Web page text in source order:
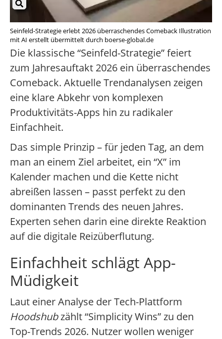
Seinfeld-Strategie erlebt 2026 überraschendes Comeback Illustration
mit AI erstellt übermittelt durch boerse-global.de
Die klassische “Seinfeld-Strategie” feiert
zum Jahresauftakt 2026 ein überraschendes
Comeback. Aktuelle Trendanalysen zeigen
eine klare Abkehr von komplexen
Produktivitäts-Apps hin zu radikaler
Einfachheit.
Das simple Prinzip – für jeden Tag, an dem
man an einem Ziel arbeitet, ein “X” im
Kalender machen und die Kette nicht
abreißen lassen – passt perfekt zu den
dominanten Trends des neuen Jahres.
Experten sehen darin eine direkte Reaktion
auf die digitale Reizüberflutung.
Einfachheit schlägt App-
Müdigkeit
Laut einer Analyse der Tech-Plattform
Hoodshubzählt “Simplicity Wins” zu den
Top-Trends 2026. Nutzer wollen weniger